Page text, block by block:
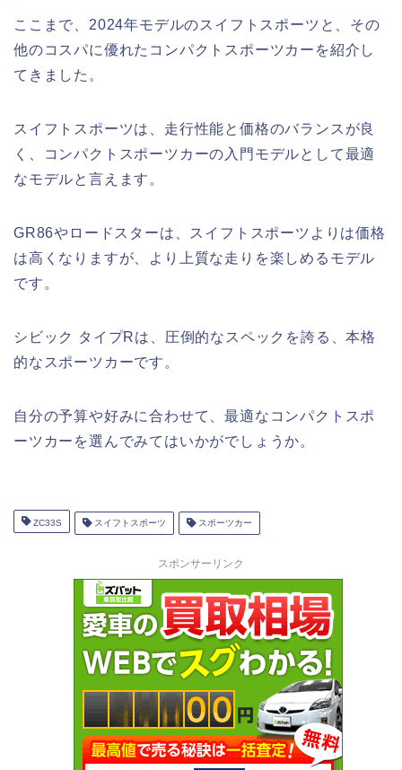
ここまで、2024年モデルのスイフトスポーツと、その
他のコスパに優れたコンパクトスポーツカーを紹介し
てきました。
スイフトスポーツは、走行性能と価格のバランスが良
く、コンパクトスポーツカーの入門モデルとして最適
なモデルと言えます。
GR86やロードスターは、スイフトスポーツよりは価格
は高くなりますが、より上質な走りを楽しめるモデル
です。
シビック タイプRは、圧倒的なスペックを誇る、本格
的なスポーツカーです。
自分の予算や好みに合わせて、最適なコンパクトスポ
ーツカーを選んでみてはいかがでしょうか。
ZC33S スイフトスポーツ スポーツカー
スポンサーリンク